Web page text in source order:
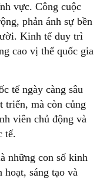
vực. Công cuộc
phản ánh sự bền
Kinh tế duy trì
cao vị thế quốc gia
tế ngày càng sâu
triển, mà còn củng
viên chủ động và
tế.
những con số kinh
sáng tạo và